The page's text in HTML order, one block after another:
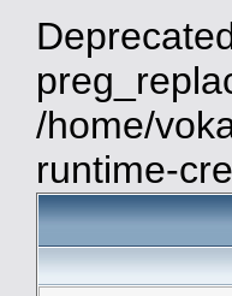
/home/
runtime-